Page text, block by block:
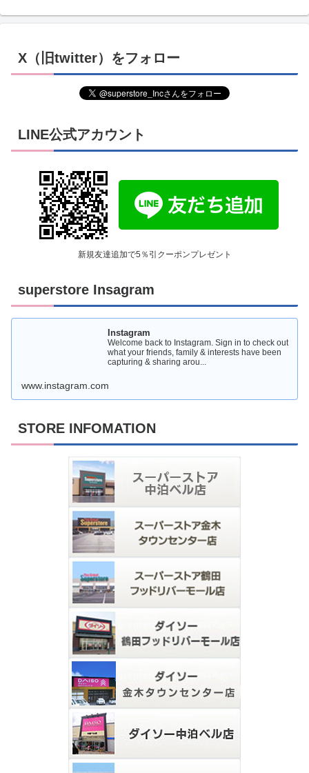
X（旧twitter）をフォロー
LINE公式アカウント
新規友達追加で5％引クーポンプレゼント
superstore Insagram
Instagram
Welcome back to Instagram. Sign in to check out
what your friends, family & interests have been
capturing & sharing arou...
www.instagram.com
STORE INFOMATION